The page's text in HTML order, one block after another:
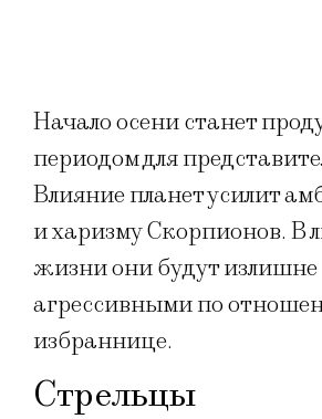
Начало осени станет
периодом для
Влияние планет усилит
и харизму Скорпионов. В
жизни они будут излишне
агрессивными по
избраннице.
Стрельцы